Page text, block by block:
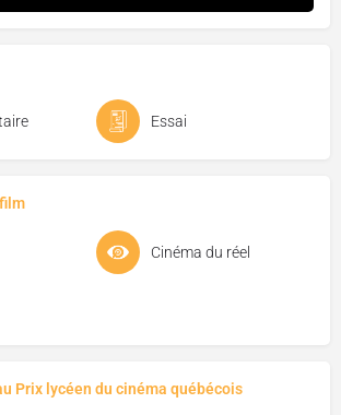
Essai
Cinéma du réel
Prix lycéen du cinéma québécois